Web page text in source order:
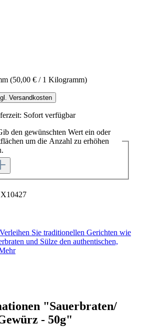
(50,00 € / 1 Kilogramm)
Versandkosten
Sofort verfügbar
den gewünschten Wert ein oder
um die Anzahl zu erhöhen
Verleihen Sie traditionellen Gerichten wie
und Sülze den authentischen,
"Sauerbraten/
- 50g"